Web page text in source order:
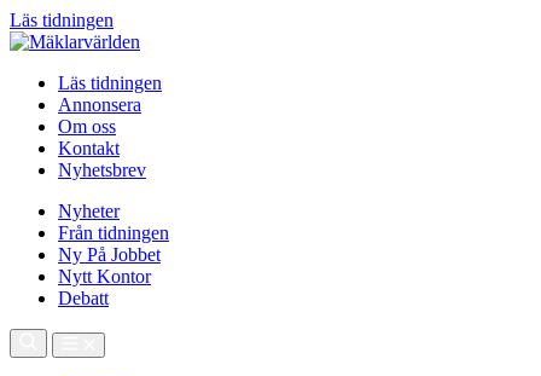
Läs tidningen
Läs tidningen
Annonsera
Om oss
Kontakt
Nyhetsbrev
Nyheter
Från tidningen
Ny På Jobbet
Nytt Kontor
Debatt